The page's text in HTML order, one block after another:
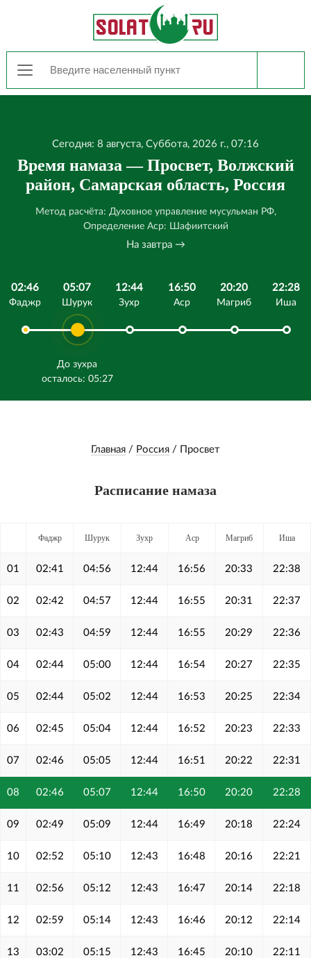
Сегодня: 8 августа, Суббота, 2026 г., 07:16
Время намаза — Просвет, Волжский
район, Самарская область, Россия
Метод расчёта: Духовное управление мусульман РФ,
Определение Аср: Шафиитский
На завтра →
02:46
Фаджр
05:07
Шурук
До зухра
осталось: 05:27
12:44
Зухр
16:50
Аср
20:20
Магриб
22:28
Иша
Главная / Россия / Просвет
Расписание намаза
Фаджр Шурук Зухр Аср Магриб Иша
01 02:41 04:56 12:44 16:56 20:33 22:38
02 02:42 04:57 12:44 16:55 20:31 22:37
03 02:43 04:59 12:44 16:55 20:29 22:36
04 02:44 05:00 12:44 16:54 20:27 22:35
05 02:44 05:02 12:44 16:53 20:25 22:34
06 02:45 05:04 12:44 16:52 20:23 22:33
07 02:46 05:05 12:44 16:51 20:22 22:31
08 02:46 05:07 12:44 16:50 20:20 22:28
09 02:49 05:09 12:44 16:49 20:18 22:24
10 02:52 05:10 12:43 16:48 20:16 22:21
11 02:56 05:12 12:43 16:47 20:14 22:18
12 02:59 05:14 12:43 16:46 20:12 22:14
13 03:02 05:15 12:43 16:45 20:10 22:11